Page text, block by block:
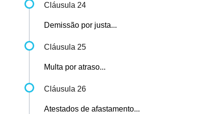
Cláusula 24
Demissão por justa...
Cláusula 25
Multa por atraso...
Cláusula 26
Atestados de afastamento...